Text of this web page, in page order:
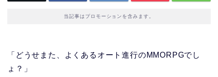
当記事はプロモーションを含みます。
「どうせまた、よくあるオート進行のMMORPGでし
ょ？」